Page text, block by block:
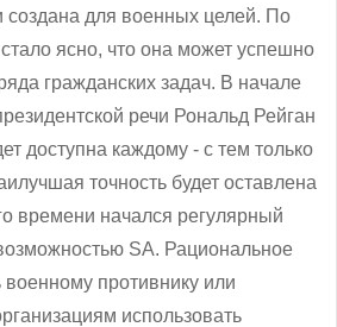
создана для военных целей. По
ясно, что она может успешно
гражданских задач. В начале
речи Рональд Рейган
доступна каждому - с тем только
точность будет оставлена
времени начался регулярный
SA. Рациональное
военному противнику или
использовать